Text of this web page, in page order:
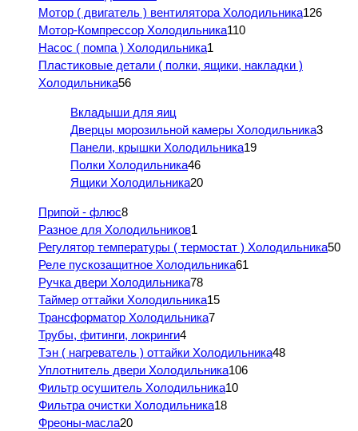
Мотор ( двигатель ) вентилятора Холодильника126
Мотор-Компрессор Холодильника110
Насос ( помпа ) Холодильника1
Пластиковые детали ( полки, ящики, накладки )
Холодильника56
Вкладыши для яиц
Дверцы морозильной камеры Холодильника3
Панели, крышки Холодильника19
Полки Холодильника46
Ящики Холодильника20
Припой - флюс8
Разное для Холодильников1
Регулятор температуры ( термостат ) Холодильника50
Реле пускозащитное Холодильника61
Ручка двери Холодильника78
Таймер оттайки Холодильника15
Трансформатор Холодильника7
Трубы, фитинги, локринги4
Тэн ( нагреватель ) оттайки Холодильника48
Уплотнитель двери Холодильника106
Фильтр осушитель Холодильника10
Фильтра очистки Холодильника18
Фреоны-масла20